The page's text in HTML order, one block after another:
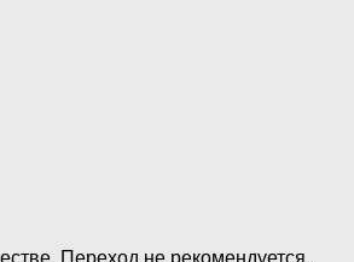
Переход не рекомендуется.